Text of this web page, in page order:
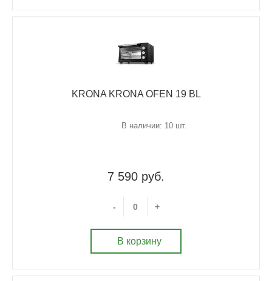
KRONA KRONA OFEN 19 BL
В наличии: 10 шт.
7 590 руб.
- +
В корзину